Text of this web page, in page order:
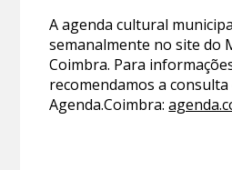
A agenda cultural
semanalmente no site do
Coimbra. Para
recomendamos a consulta
Agenda.Coimbra: